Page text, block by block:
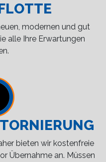
modernen und gut
alle Ihre Erwartungen
bieten wir kostenfreie
Übernahme an. Müssen